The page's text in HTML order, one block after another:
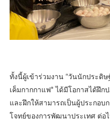
ทั้งนี้ผู้เข้าร่วมงาน “วันนักประดิ
เค็มกากกาแฟ" ได้มีโอกาสได้ฝึ
และฝึกให้สามารถเป็นผู้ประกอบ
โจทย์ของการพัฒนาประเทศ ต่อ